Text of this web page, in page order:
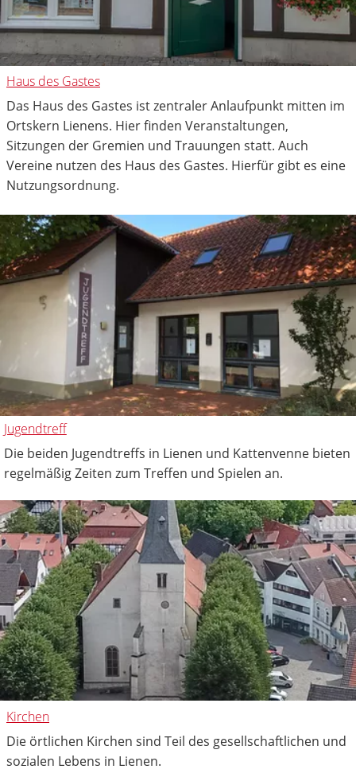
Haus des Gastes
Das Haus des Gastes ist zentraler Anlaufpunkt mitten im
Ortskern Lienens. Hier finden Veranstaltungen,
Sitzungen der Gremien und Trauungen statt. Auch
Vereine nutzen des Haus des Gastes. Hierfür gibt es eine
Nutzungsordnung.
Jugendtreff
Die beiden Jugendtreffs in Lienen und Kattenvenne bieten
regelmäßig Zeiten zum Treffen und Spielen an.
Kirchen
Die örtlichen Kirchen sind Teil des gesellschaftlichen und
sozialen Lebens in Lienen.